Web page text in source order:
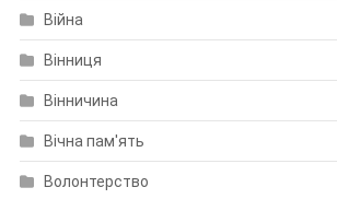
Війна
Вінниця
Вінничина
Вічна пам'ять
Волонтерство